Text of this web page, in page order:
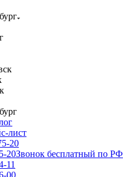
лист
20
20Звонок бесплатный по РФ
11
00